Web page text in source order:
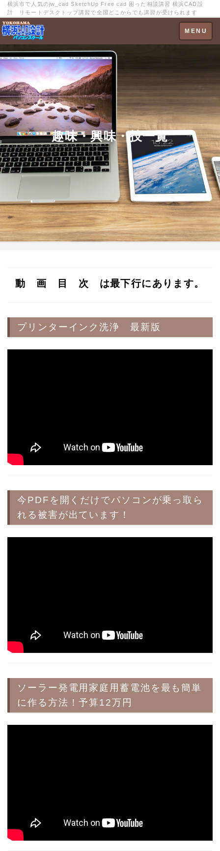
横浜市で人気のjw_cad SketchUp Free cad 困った相談講習 横浜CAD設
計 リモートデスクトップ講習で全国どこからでも講習が受けられます
Toggle
navigation
MENU
趣味・興味・技一覧
動 画 目 次 は最下行にあります。
プリンターインク洗浄 最新版
今PDFを開くだけでパソコンが乗っ取ら
れる被害が出ています！
ソーラー発電用家庭用蓄電池を最も簡単
に作る方法！予算12万円